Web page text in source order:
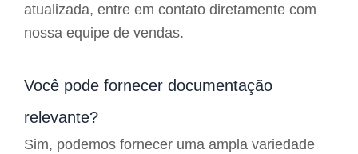
atualizada, entre em contato diretamente com
nossa equipe de vendas.
Você pode fornecer documentação
relevante?
Sim, podemos fornecer uma ampla variedade